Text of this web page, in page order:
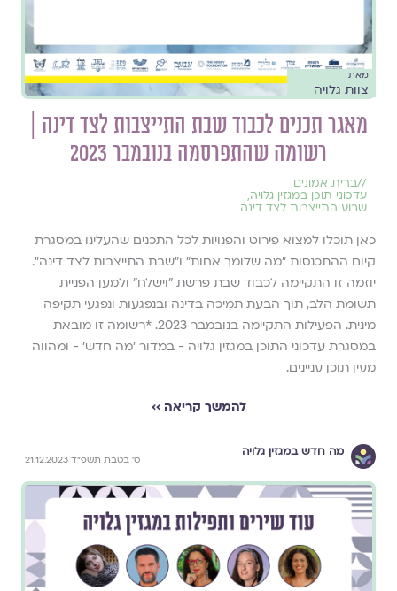
מאת
צוות גלויה
מאגר תכנים לכבוד שבת התייצבות לצד דינה |
רשומה שהתפרסמה בנובמבר 2023
//ברית אמונים,
עדכוני תוכן במגזין גלויה,
שבוע התייצבות לצד דינה
כאן תוכלו למצוא פירוט והפנויות לכל התכנים שהעלינו במסגרת
קיום ההתכנסות ״מה שלומך אחות״ ו״שבת התייצבות לצד דינה״.
יוזמה זו התקיימה לכבוד שבת פרשת ״וישלח״ ולמען הפניית
תשומת הלב, תוך הבעת תמיכה בדינה ובנפגעות ונפגעי תקיפה
מינית. הפעילות התקיימה בנובמבר 2023. *רשומה זו מובאת
במסגרת עדכוני התוכן במגזין גלויה - במדור ׳מה חדש׳ - ומהווה
מעין תוכן עניינים.
להמשך קריאה ››
מה חדש במגזין גלויה
ט׳ בטבת תשפ״ד 21.12.2023